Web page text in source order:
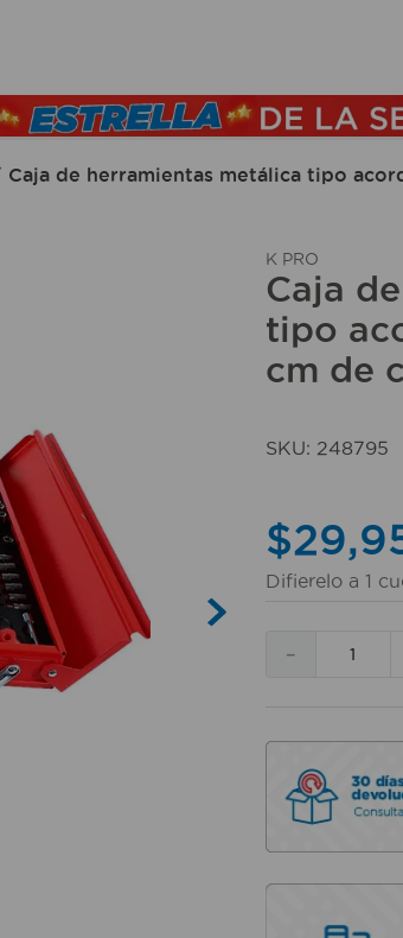
Caja de herramientas metálica tipo
K PRO
Caja
tipo
cm de
SKU: 248795
$29,
Difierelo a 1
－
TÉRMINOS MÁS BUSCADOS
1.
lamparas
.
ducha
9 .
lavamanos
10
taladro